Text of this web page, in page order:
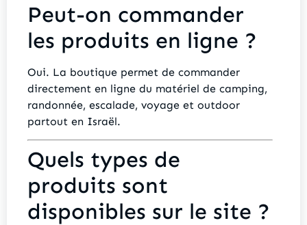
Peut-on commander
les produits en ligne ?
Oui. La boutique permet de commander
directement en ligne du matériel de camping,
randonnée, escalade, voyage et outdoor
partout en Israël.
Quels types de
produits sont
disponibles sur le site ?